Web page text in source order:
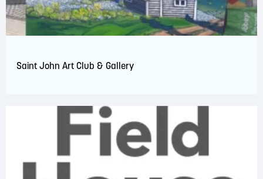
Saint John Art Club & Gallery